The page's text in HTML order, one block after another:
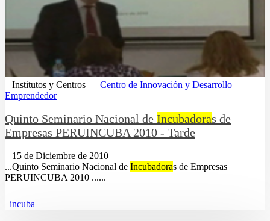
Institutos y Centros
Centro de Innovación y Desarrollo
Emprendedor
Quinto Seminario Nacional de Incubadoras de
Empresas PERUINCUBA 2010 - Tarde
15 de Diciembre de 2010
...Quinto Seminario Nacional de Incubadoras de Empresas
PERUINCUBA 2010 ......
incuba